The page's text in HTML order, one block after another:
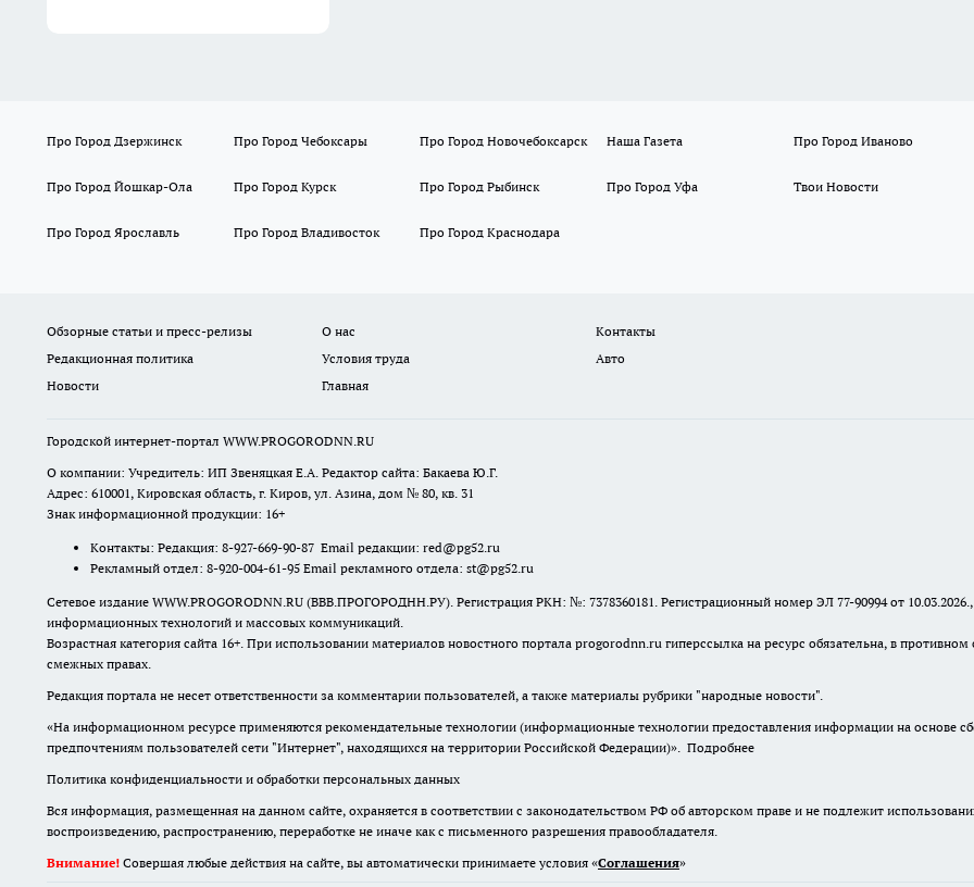
Про Город Дзержинск Про Город Чебоксары Про Город Новочебоксарск Наша Газета Про Город Иваново
Про Город Йошкар-Ола Про Город Курск Про Город Рыбинск Про Город Уфа Твои Новости
Про Город Ярославль Про Город Владивосток Про Город Краснодара
Обзорные статьи и пресс-релизы О нас
Контакты
Редакционная политика
Условия труда
Авто
Новости
Главная
Городской интернет-портал WWW.PROGORODNN.RU
О компании: Учредитель: ИП Звеняцкая Е.А. Редактор сайта: Бакаева Ю.Г.
Адрес: 610001, Кировская область, г. Киров, ул. Азина, дом № 80, кв. 31
Знак информационной продукции: 16+
Контакты: Редакция: 8-927-669-90-87 Email редакции: red@pg52.ru
Рекламный отдел: 8-920-004-61-95 Email рекламного отдела: st@pg52.ru
Сетевое издание WWW.PROGORODNN.RU (ВВВ.ПРОГОРОДНН.РУ). Регистрация РКН: №: 7378360181. Регистрационный номер ЭЛ 77-90994 от
информационных технологий и массовых коммуникаций.
Возрастная категория сайта 16+. При использовании материалов новостного портала progorodnn.ru гиперссылка на ресурс обязательна, в противном
смежных правах.
Редакция портала не несет ответственности за комментарии пользователей, а также материалы рубрики "народные новости".
«На информационном ресурсе применяются рекомендательные технологии (информационные технологии предоставления информации на основе
предпочтениям пользователей сети "Интернет", находящихся на территории Российской Федерации)». Подробнее
Политика конфиденциальности и обработки персональных данных
Вся информация, размещенная на данном сайте, охраняется в соответствии с законодательством РФ об авторском праве и не подлежит
воспроизведению, распространению, переработке не иначе как с письменного разрешения правообладателя.
Внимание! Совершая любые действия на сайте, вы автоматически принимаете условия «Cоглашения»